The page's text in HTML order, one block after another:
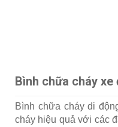
Bình chữa cháy
Bình chữa cháy di
cháy hiệu quả với các